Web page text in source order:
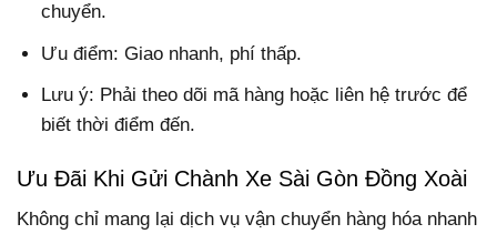
chuyển.
Ưu điểm: Giao nhanh, phí thấp.
Lưu ý: Phải theo dõi mã hàng hoặc liên hệ trước để
biết thời điểm đến.
Ưu Đãi Khi Gửi Chành Xe Sài Gòn Đồng Xoài
Không chỉ mang lại dịch vụ vận chuyển hàng hóa nhanh